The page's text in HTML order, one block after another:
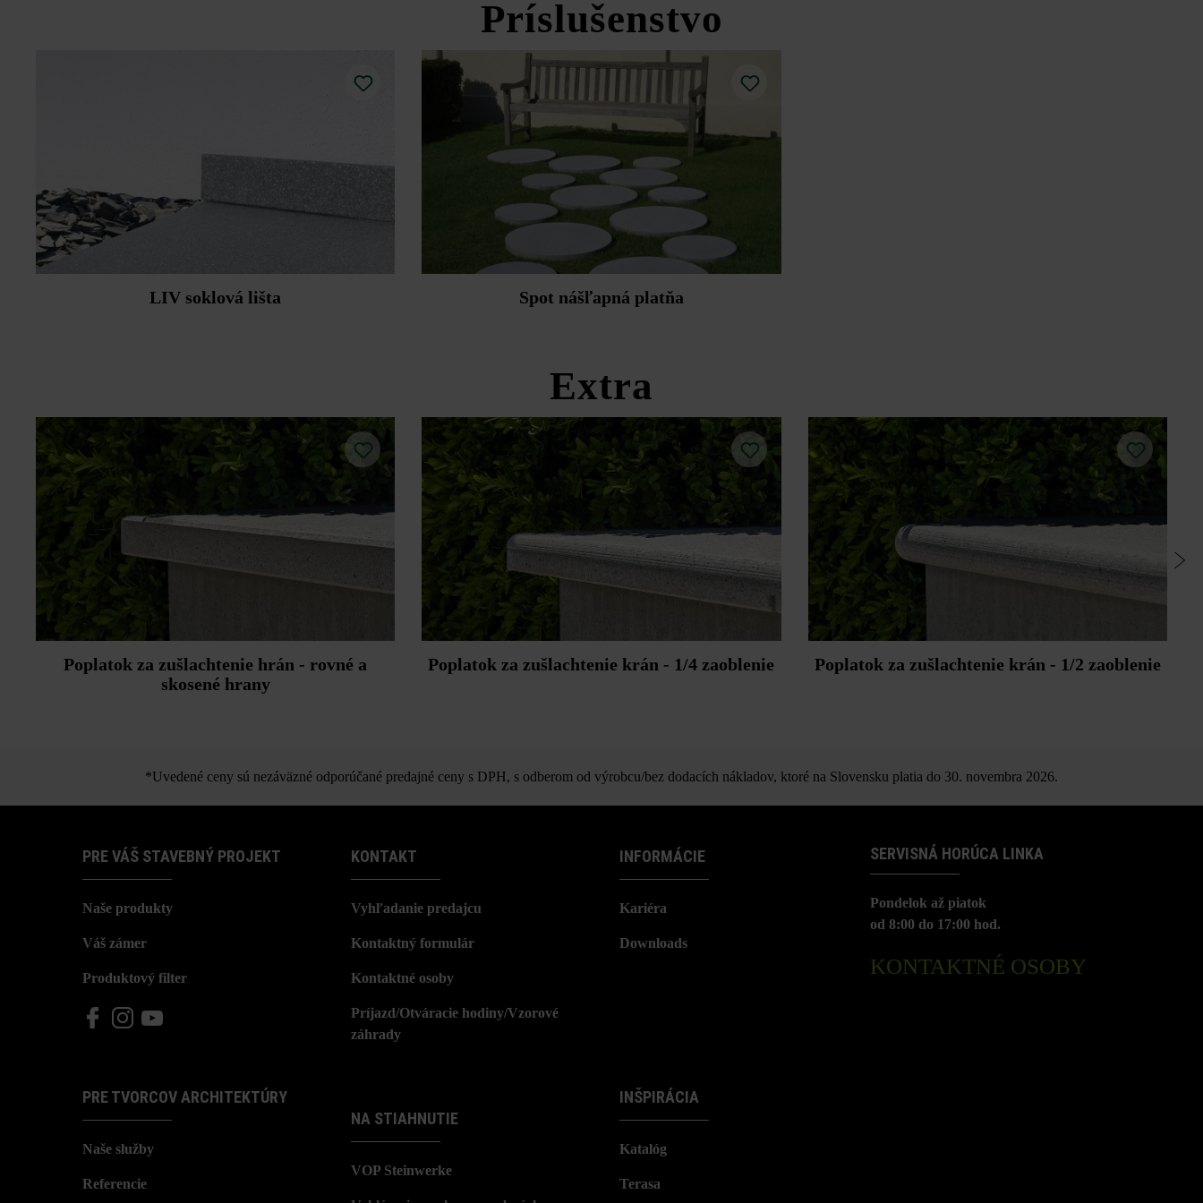
Nezabúdajte, že farby podlahových platní ovplyvňujú ich schopnosť akumulovať slnečné teplo – svetlé platne teplo odrážajú, zatiaľ čo tmavé ho
Chráňte si svoje dlažbové dosky pred poškodeniami spôsobenými terasovým nábytkom s ostrými hranami.
Dodržujte prosím pokyny na inštaláciu a technické listy produktov v rámci sekcie Stavebné tipy/služby.
Pri ukladaní do viazaného lôžka (cementové škárovanie) môže na okrajoch dochádzať k jemným farebným zmenám.
Príslušenstvo
LIV soklová lišta Spot nášľapná platňa
Extra
Poplatok za zušlachtenie hrán - rovné a
skosené hrany
Poplatok za zušlachtenie krán - 1/4 zaoblenie Poplatok za zušlachtenie krán - 1/2 zaoblenie
*Uvedené ceny sú nezáväzné odporúčané predajné ceny s DPH, s odberom od výrobcu/bez dodacích nákladov, ktoré na Slovensku platia do 30. novembra 2026.
PRE VÁŠ STAVEBNÝ PROJEKT
Naše produkty
Váš zámer
Produktový filter
PRE TVORCOV ARCHITEKTÚRY
Naše služby
Referencie
KONTAKT
Vyhľadanie predajcu
Kontaktný formulár
Kontaktné osoby
Príjazd/Otváracie hodiny/Vzorové
záhrady
NA STIAHNUTIE
VOP Steinwerke
INFORMÁCIE
Kariéra
Downloads
INŠPIRÁCIA
Katalóg
Terasa
SERVISNÁ HORÚCA LINKA
Pondelok až piatok
od 8:00 do 17:00 hod.
KONTAKTNÉ OSOBY